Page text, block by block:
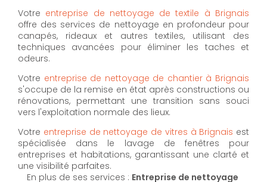
Votre entreprise de nettoyage de textile à Brignais
offre des services de nettoyage en profondeur pour
canapés, rideaux et autres textiles, utilisant des
techniques avancées pour éliminer les taches et
odeurs.
Votre entreprise de nettoyage de chantier à Brignais
s'occupe de la remise en état après constructions ou
rénovations, permettant une transition sans souci
vers l'exploitation normale des lieux.
Votre entreprise de nettoyage de vitres à Brignais est
spécialisée dans le lavage de fenêtres pour
entreprises et habitations, garantissant une clarté et
une visibilité parfaites.
En plus de ses services : Entreprise de nettoyage